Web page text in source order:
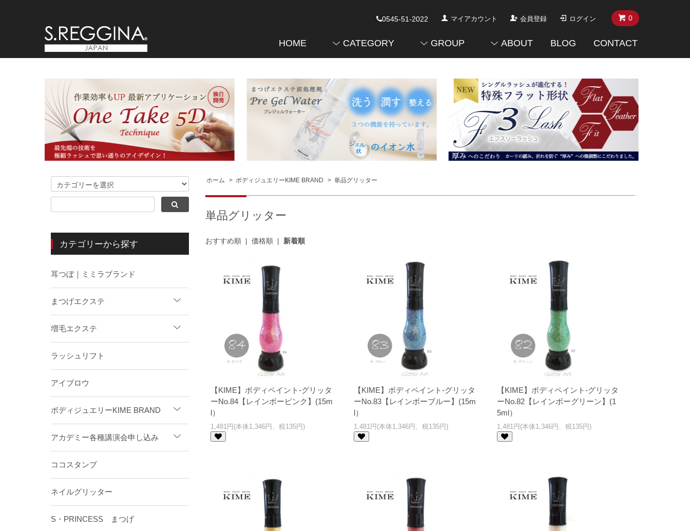
0
0545-51-2022 マイアカウント 会員登録 ログイン
HOME CATEGORY GROUP ABOUT BLOG CONTACT
ホーム > ボディジュエリーKIME BRAND > 単品グリッター
単品グリッター
おすすめ順| 価格順| 新着順
【KIME】ボディペイント-グリッタ
ーNo.84【レインボーピンク】(15m
l）
1,481円(本体1,346円、税135円)
【KIME】ボディペイント-グリッタ
ーNo.83【レインボーブルー】(15m
l）
1,481円(本体1,346円、税135円)
【KIME】ボディペイント-グリッタ
ーNo.82【レインボーグリーン】(1
5ml）
1,481円(本体1,346円、税135円)
カテゴリーから探す
耳つぼ｜ミミラブランド
まつげエクステ
増毛エクステ
ラッシュリフト
アイブロウ
ボディジュエリーKIME BRAND
アカデミー各種講演会申し込み
ココスタンプ
ネイルグリッター
S・PRINCESS まつげ